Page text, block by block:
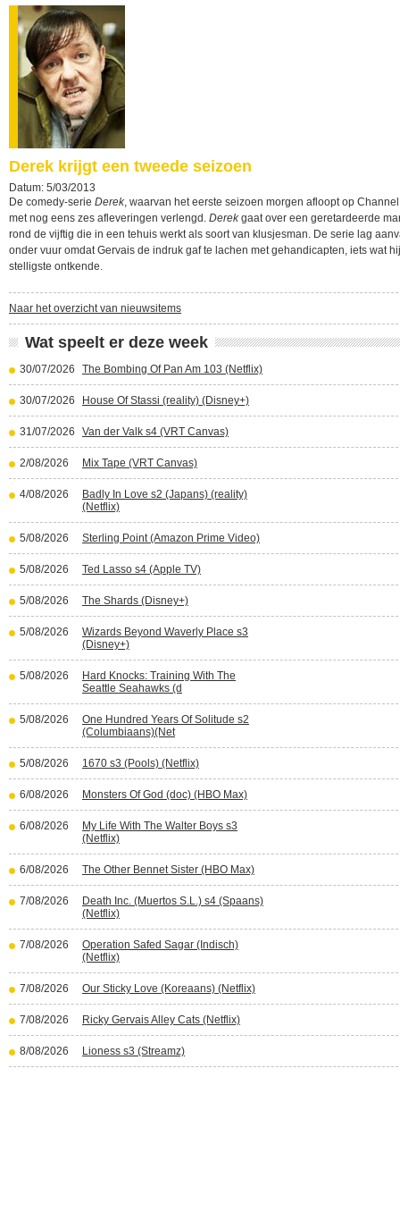
Derek krijgt een tweede seizoen
Datum: 5/03/2013
De comedy-serie Derek, waarvan het eerste seizoen morgen afloopt op
met nog eens zes afleveringen verlengd. Derekgaat over een geretardeerde
rond de vijftig die in een tehuis werkt als soort van klusjesman. De serie lag
onder vuur omdat Gervais de indruk gaf te lachen met gehandicapten, iets wat
stelligste ontkende.
Naar het overzicht van nieuwsitems
Wat speelt er deze week
30/07/2026 The Bombing Of Pan Am 103 (Netflix)
30/07/2026 House Of Stassi (reality) (Disney+)
31/07/2026 Van der Valk s4 (VRT Canvas)
2/08/2026 Mix Tape (VRT Canvas)
4/08/2026
Badly In Love s2 (Japans) (reality)
(Netflix)
5/08/2026 Sterling Point (Amazon Prime Video)
5/08/2026 Ted Lasso s4 (Apple TV)
5/08/2026 The Shards (Disney+)
5/08/2026
Wizards Beyond Waverly Place s3
(Disney+)
5/08/2026
Hard Knocks: Training With The
Seattle Seahawks (d
5/08/2026
One Hundred Years Of Solitude s2
(Columbiaans)(Net
5/08/2026 1670 s3 (Pools) (Netflix)
6/08/2026 Monsters Of God (doc) (HBO Max)
6/08/2026
My Life With The Walter Boys s3
(Netflix)
6/08/2026 The Other Bennet Sister (HBO Max)
7/08/2026
Death Inc. (Muertos S.L.) s4 (Spaans)
(Netflix)
7/08/2026
Operation Safed Sagar (Indisch)
(Netflix)
7/08/2026 Our Sticky Love (Koreaans) (Netflix)
7/08/2026 Ricky Gervais Alley Cats (Netflix)
8/08/2026 Lioness s3 (Streamz)